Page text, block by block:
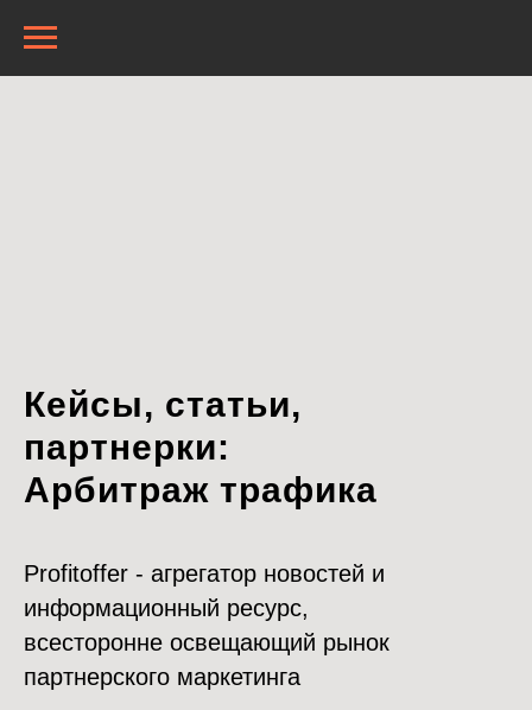
Кейсы, статьи,
партнерки:
Арбитраж трафика
Profitoffer - агрегатор новостей и
информационный ресурс,
всесторонне освещающий рынок
партнерского маркетинга